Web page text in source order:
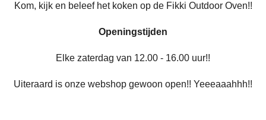
Kom, kijk en beleef het koken op de Fikki Outdoor Oven!!
Openingstijden
Elke zaterdag van 12.00 - 16.00 uur!!
Uiteraard is onze webshop gewoon open!! Yeeeaaahhh!!